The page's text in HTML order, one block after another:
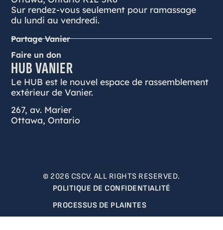
Sur rendez-vous seulement pour ramassage
du lundi au vendredi.
Partage Vanier
Faire un don
HUB VANIER
Le HUB est le nouvel espace de rassemblement
extérieur de Vanier.
267, av. Marier
Ottawa, Ontario
© 2026 CSCV. ALL RIGHTS RESERVED.
POLITIQUE DE CONFIDENTIALITÉ
PROCESSUS DE PLAINTES